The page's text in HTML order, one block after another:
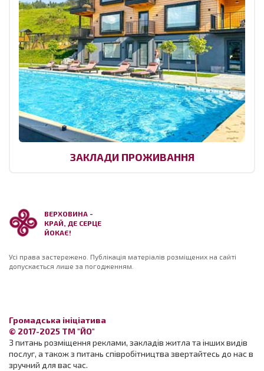
ЗАКЛАДИ ПРОЖИВАННЯ
ВЕРХОВИНА -
КРАЙ, ДЕ СЕРЦЕ
ЙОКАЄ!
Усі права застережено. Публікація матеріалів розміщених на сайті
допускається лише за погодженням.
Громадська ініціатива
© 2017-2025 ТМ "ЙО"
З питань розміщення реклами, закладів житла та інших видів
послуг, а також з питань співробітництва звертайтесь до нас в
зручний для вас час.